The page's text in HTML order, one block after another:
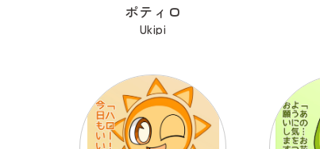
ポティロ
Ukipi